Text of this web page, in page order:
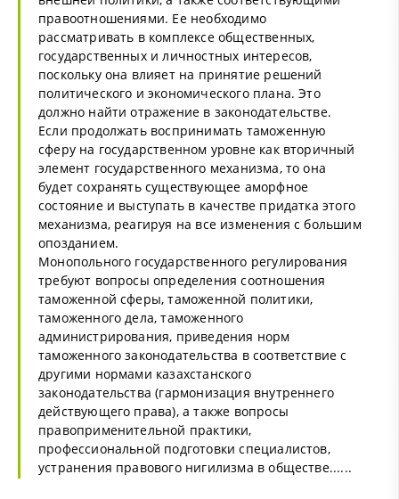
правоотношениями. Ее необходимо
рассматривать в комплексе общественных,
государственных и личностных интересов,
поскольку она влияет на принятие решений
политического и экономического плана. Это
должно найти отражение в законодательстве.
Если продолжать воспринимать таможенную
сферу на государственном уровне как вторичный
элемент государственного механизма, то она
будет сохранять существующее аморфное
состояние и выступать в качестве придатка этого
механизма, реагируя на все изменения с большим
опозданием.
Монопольного государственного регулирования
требуют вопросы определения соотношения
таможенной сферы, таможенной политики,
таможенного дела, таможенного
администрирования, приведения норм
таможенного законодательства в соответствие с
другими нормами казахстанского
законодательства (гармонизация внутреннего
действующего права), а также вопросы
правоприменительной практики,
профессиональной подготовки специалистов,
устранения правового нигилизма в обществе......